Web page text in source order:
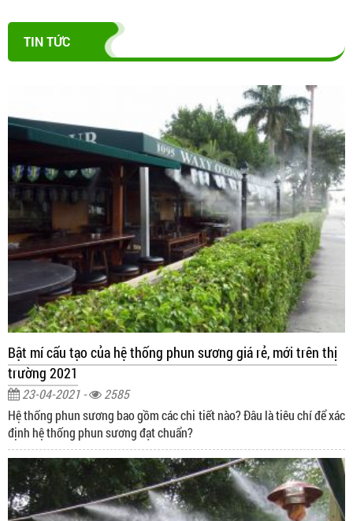
TIN TỨC
Bật mí cấu tạo của hệ thống phun sương giá rẻ, mới trên thị
trường 2021
23-04-2021 -
2585
Hệ thống phun sương bao gồm các chi tiết nào? Đâu là tiêu chí để xác
định hệ thống phun sương đạt chuẩn?